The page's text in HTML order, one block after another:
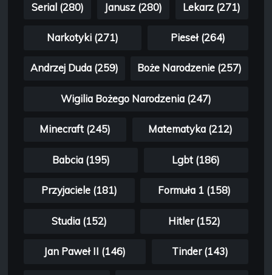
Serial (280) Janusz (280) Lekarz (271)
Narkotyki (271) Pieseł (264)
Andrzej Duda (259) Boże Narodzenie (257)
Wigilia Bożego Narodzenia (247)
Minecraft (245) Matematyka (212)
Babcia (195) Lgbt (186)
Przyjaciele (181) Formuła 1 (158)
Studia (152) Hitler (152)
Jan Paweł II (146) Tinder (143)